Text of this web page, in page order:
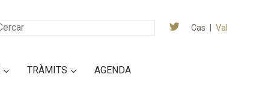
Cas Val
TRÀMITS AGENDA